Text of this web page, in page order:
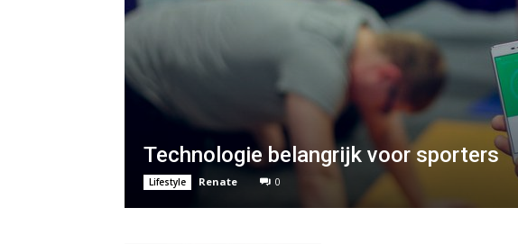
Technologie belangrijk voor sporters
Lifestyle Renate 0